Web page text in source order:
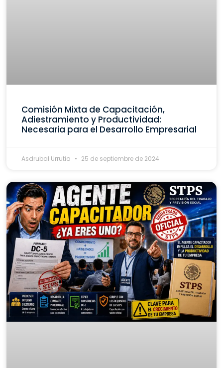
Comisión Mixta de Capacitación,
Adiestramiento y Productividad:
Necesaria para el Desarrollo Empresarial
Asdrubal Urrutia 25 de septiembre de 2024